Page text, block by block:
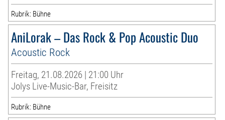
Rubrik: Bühne
AniLorak – Das Rock & Pop Acoustic Duo
Acoustic Rock
Freitag, 21.08.2026 | 21:00 Uhr
Jolys Live-Music-Bar, Freisitz
Rubrik: Bühne